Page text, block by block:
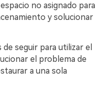
no asignado para
y solucionar
seguir para utilizar el
el problema de
a una sola